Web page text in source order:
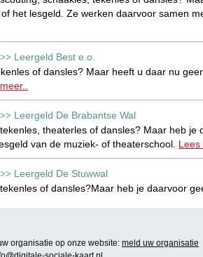
het lesgeld. Ze werken daarvoor samen
>> Leergeld Best e.o.
of dansles? Maar heeft u daar nu
>> Leergeld De Brabantse Wal
theaterles of dansles? Maar heb
van de muziek- of theaterschool. Lees
>> Leergeld De Stuwwal
of dansles?Maar heb je daarvoor
of dansles? Maar heb je daar nu
organisatie op onze website: meld uw organisatie